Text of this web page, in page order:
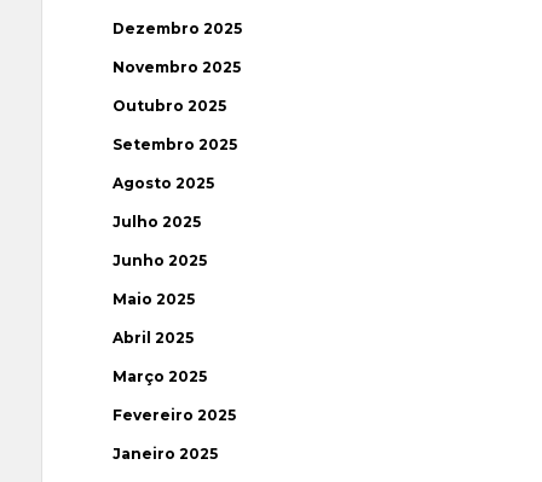
Dezembro 2025
Novembro 2025
Outubro 2025
Setembro 2025
Agosto 2025
Julho 2025
Junho 2025
Maio 2025
Abril 2025
Março 2025
Fevereiro 2025
Janeiro 2025